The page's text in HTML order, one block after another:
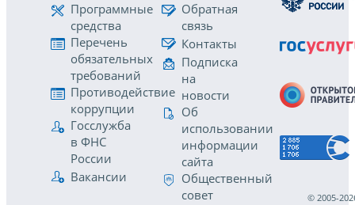
Программные
средства
Перечень
обязательных
требований
Противодействие
коррупции
Госслужба
в ФНС
России
Вакансии
Обратная
связь
Контакты
Подписка
на
новости
Об
использовании
информации
сайта
Общественный
совет
© 2005-